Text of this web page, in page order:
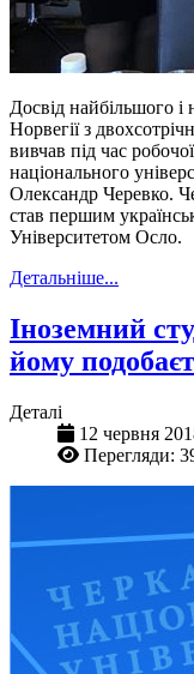
Досвід найбільшого і
Норвегії з
вивчав під час
національного
Олександр Черевко.
став першим
Університетом Осло.
Детальніше...
Іноземний
йому
Деталі
12 червня
Перегляди: